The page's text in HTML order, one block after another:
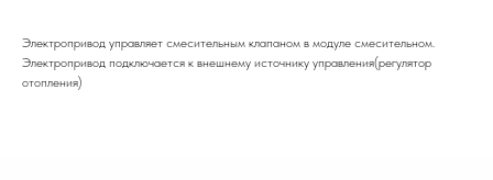
Электропривод управляет смесительным клапаном в модуле смесительном.
Электропривод подключается к внешнему источнику управления(регулятор
отопления)